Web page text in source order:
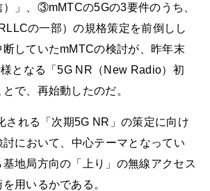
」、③mMTCの5Gの3要件のうち、
の一部）の規格策定を前倒しし
していたmMTCの検討が、昨年末
となる「5G NR（New Radio）初
で、再始動したのだ。
される「次期5G NR」の策定に向け
において、中心テーマとなってい
地局方向の「上り」の無線アクセス
用いるかである。